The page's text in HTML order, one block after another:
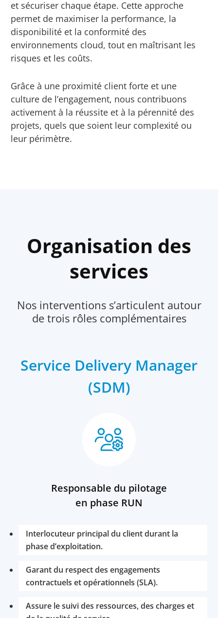
et sécuriser chaque étape. Cette approche
permet de maximiser la performance, la
disponibilité et la conformité des
environnements cloud, tout en maîtrisant les
risques et les coûts.
Grâce à une proximité client forte et une
culture de l’engagement, nous contribuons
activement à la réussite et à la pérennité des
projets, quels que soient leur complexité ou
leur périmètre.
Organisation des
services
Nos interventions s’articulent autour
de trois rôles complémentaires
Service Delivery Manager
(SDM)
Responsable du pilotage
en phase RUN
Interlocuteur principal du client durant la
phase d’exploitation.
Garant du respect des engagements
contractuels et opérationnels (SLA).
Assure le suivi des ressources, des charges et